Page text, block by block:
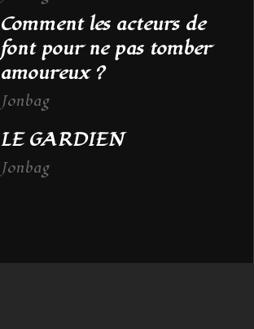
Comment les acteurs de
font pour ne pas tomber
amoureux ?
Jonbag
LE GARDIEN
Jonbag